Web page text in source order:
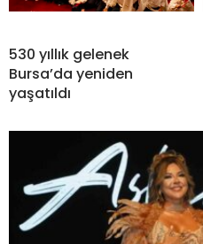
530 yıllık gelenek
Bursa’da yeniden
yaşatıldı